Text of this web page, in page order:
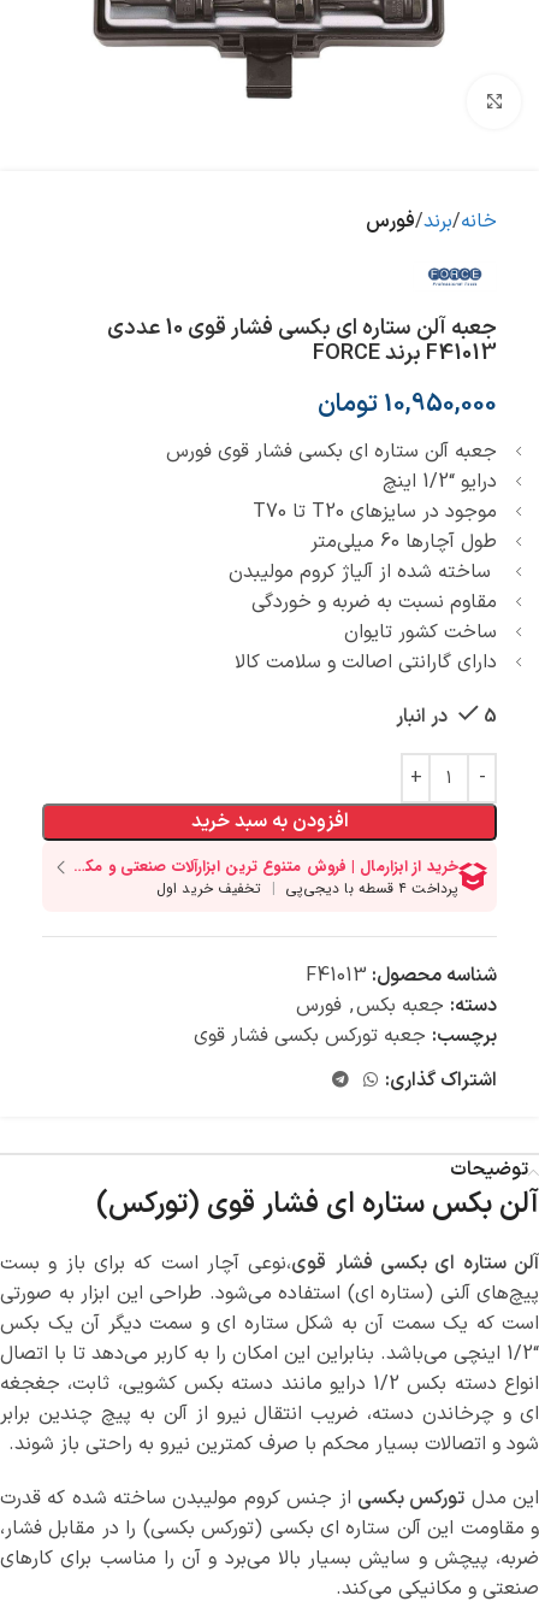
خانه برند فورس
جعبه آلن ستاره ای بکسی فشار قوی 10 عددی
F41013 برند FORCE
10,950,000تومان
جعبه آلن ستاره ای بکسی فشار قوی فورس
درایو “1/2 اینچ
موجود در سایز‌های T20 تا T70
طول آچارها 60 میلی‌متر
ساخته شده از آلیاژ کروم مولیبدن
مقاوم نسبت به ضربه و خوردگی
ساخت کشور تایوان
دارای گارانتی اصالت و سلامت کالا
5 در انبار
افزودن به سبد خرید
شناسه محصول: F41013
دسته: جعبه بکس, فورس
برچسب: جعبه تورکس بکسی فشار قوی
اشتراک گذاری:
توضیحات
آلن بکس ستاره ای فشار قوی (تورکس)
آلن ستاره ای بکسی فشار قوی،نوعی آچار است که برای باز و بست
پیچ‌های آلنی (ستاره ای) استفاده می‌شود. طراحی این ابزار به صورتی
است که یک سمت آن به شکل ستاره ای و سمت دیگر آن یک بکس
“1/2 اینچی می‌باشد. بنابراین این امکان را به کاربر می‌دهد تا با اتصال
انواع دسته بکس 1/2 درایو مانند دسته بکس کشویی، ثابت، جغجغه
ای و چرخاندن دسته، ضریب انتقال نیرو از آلن به پیچ چندین برابر
شود و اتصالات بسیار محکم با صرف کمترین نیرو به راحتی باز شوند.
این مدل تورکس بکسی از جنس کروم مولیبدن ساخته شده که قدرت
و مقاومت این آلن ستاره ای بکسی (تورکس بکسی) را در مقابل فشار،
ضربه، پیچش و سایش بسیار بالا می‌برد و آن را مناسب برای کارهای
صنعتی و مکانیکی می‌کند.